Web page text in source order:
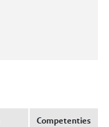
Competenties